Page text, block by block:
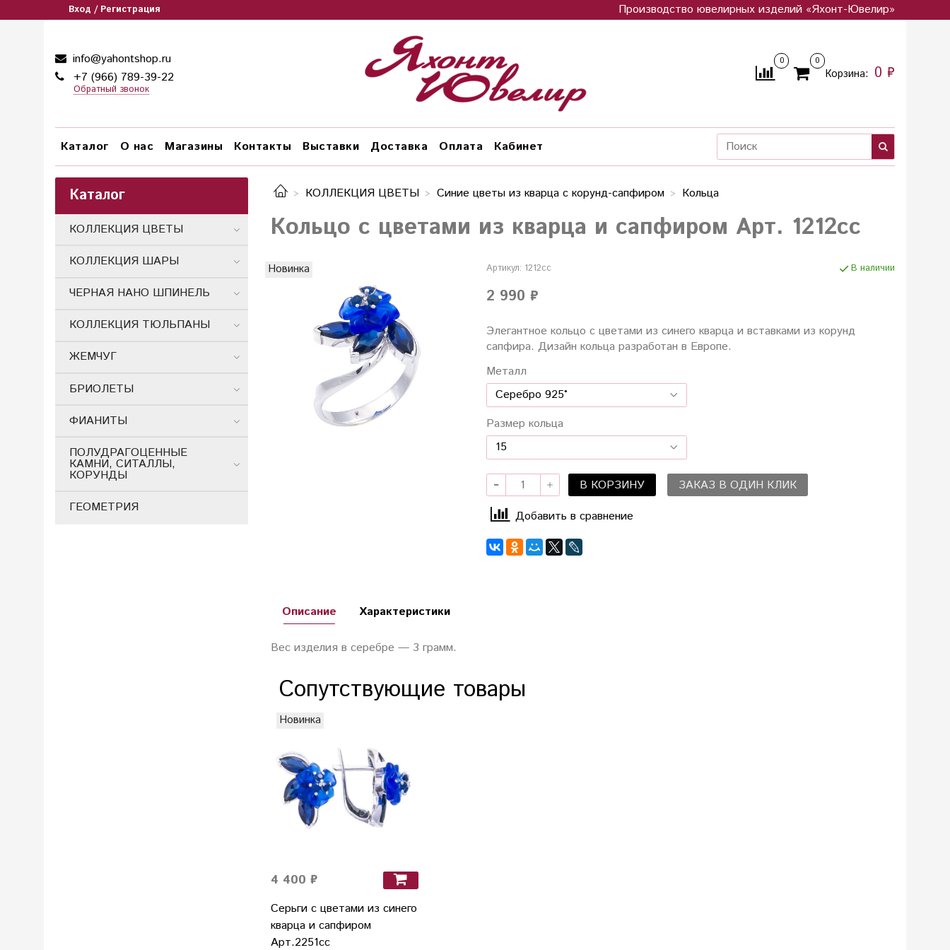
Вход / Регистрация Производство ювелирных изделий «Яхонт-Ювелир»
info@yahontshop.ru
+7 (966) 789-39-22
Обратный звонок
0 0
Корзина: 0 ₽
Каталог О нас Магазины Контакты Выставки Доставка Оплата Кабинет
КОЛЛЕКЦИЯ ЦВЕТЫ Синие цветы из кварца с корунд-сапфиром Кольца
Кольцо с цветами из кварца и сапфиром Арт. 1212сс
Новинка Артикул: 1212сс В наличии
2 990 ₽
Элегантное кольцо с цветами из синего кварца и вставками из корунд
сапфира. Дизайн кольца разработан в Европе.
Металл
Размер кольца
В КОРЗИНУ
ЗАКАЗ В ОДИН КЛИК
Добавить в сравнение
Описание
Вес изделия в серебре — 3 грамм.
Характеристики
Сопутствующие товары
Новинка
4 400 ₽
Серьги с цветами из синего
кварца и сапфиром
Арт.2251сс
Каталог
КОЛЛЕКЦИЯ ЦВЕТЫ
КОЛЛЕКЦИЯ ШАРЫ
ЧЕРНАЯ НАНО ШПИНЕЛЬ
КОЛЛЕКЦИЯ ТЮЛЬПАНЫ
ЖЕМЧУГ
БРИОЛЕТЫ
ФИАНИТЫ
ПОЛУДРАГОЦЕННЫЕ
КАМНИ, СИТАЛЛЫ,
КОРУНДЫ
ГЕОМЕТРИЯ